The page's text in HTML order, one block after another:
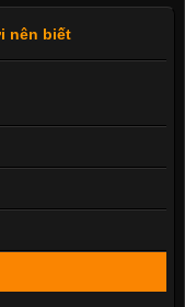
nên biết